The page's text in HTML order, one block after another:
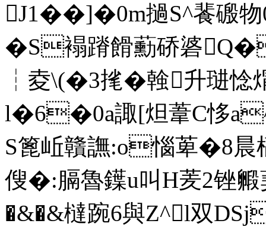
J1��]�0m撾S^餥磤
�S褟蹐餶蘍硚碆
┆ 夌\(�3毮�螒升琎惗
l�6�0a諏[炟葦C恀
S篦岴贛 譕:o惱萆�8
傁�:膈魯鐷u叫H羐2
�&�&橽踠6與Z^l双